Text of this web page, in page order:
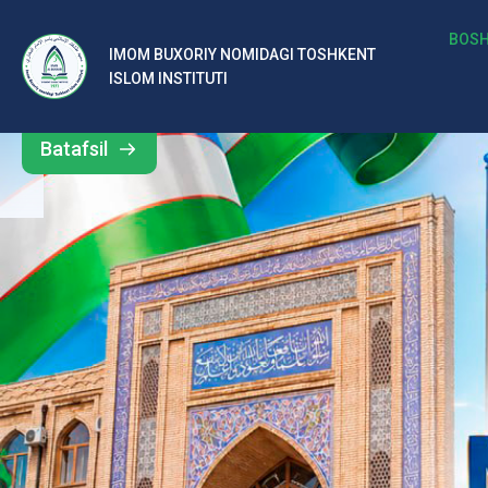
IMOM BUXORIY NOMIDAGI TOSHKENT
ISLOM INSTITUTI
b
al
ar
o‘
rt
a
si
d
Barcha
yangiliklar
Batafsil